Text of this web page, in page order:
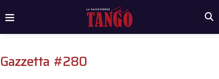
Gazzetta #280